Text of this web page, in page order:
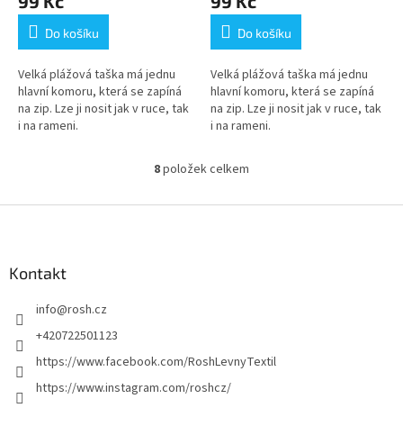
Do košíku
Velká plážová taška má jednu
hlavní komoru, která se zapíná
na zip. Lze ji nosit jak v ruce, tak
i na rameni.
Do košíku
Velká plážová taška má jednu
hlavní komoru, která se zapíná
na zip. Lze ji nosit jak v ruce, tak
i na rameni.
O
l
k
y
8položek celkem
Kontakt
info@rosh.cz
+420722501123
https://www.facebook.com/RoshLevnyTextil
https://www.instagram.com/roshcz/